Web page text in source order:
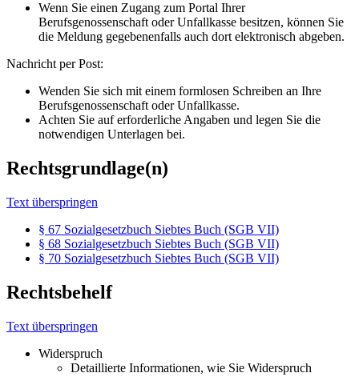
Wenn Sie einen Zugang zum Portal Ihrer
Berufsgenossenschaft oder Unfallkasse besitzen, können Sie
die Meldung gegebenenfalls auch dort elektronisch abgeben.
Nachricht per Post:
Wenden Sie sich mit einem formlosen Schreiben an Ihre
Berufsgenossenschaft oder Unfallkasse.
Achten Sie auf erforderliche Angaben und legen Sie die
notwendigen Unterlagen bei.
Rechtsgrundlage(n)
Text überspringen
§ 67 Sozialgesetzbuch Siebtes Buch (SGB VII)
§ 68 Sozialgesetzbuch Siebtes Buch (SGB VII)
§ 70 Sozialgesetzbuch Siebtes Buch (SGB VII)
Rechtsbehelf
Text überspringen
Widerspruch
Detaillierte Informationen, wie Sie Widerspruch